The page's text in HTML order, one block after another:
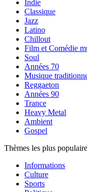
Indie
Classique
Jazz
Latino
Chillout
Film et Comédie
Soul
Années 70
Musique
Reggaeton
Années 90
Trance
Heavy Metal
Ambient
Gospel
Thèmes les plus
Informations
Culture
Sports